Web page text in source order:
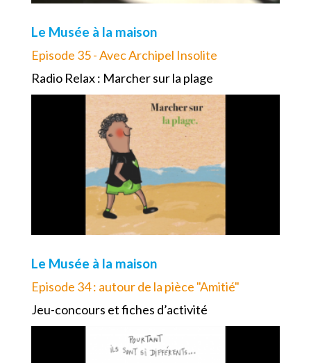
Le Musée à la maison
Episode 35 - Avec Archipel Insolite
Radio Relax : Marcher sur la plage
Le Musée à la maison
Episode 34 : autour de la pièce "Amitié"
Jeu-concours et fiches d’activité